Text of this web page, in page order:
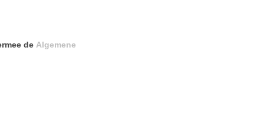
de Algemene